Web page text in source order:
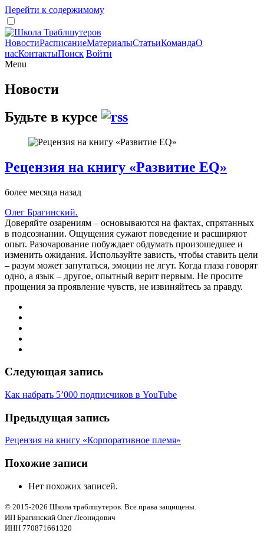
Перейти к содержимому
НовостиРасписаниеМатериалыСтатьиКомандаО
насКонтактыПоиск Войти
Menu
Новости
Будьте в курсе
Рецензия на книгу «Развитие EQ»
более месяца назад
Олег Брагинский.
Доверяйте озарениям – основываются на фактах, спрятанных
в подсознании. Ощущения сужают поведение и расширяют
опыт. Разочарование побуждает обдумать произошедшее и
изменить ожидания. Используйте зависть, чтобы ставить цели
– разум может запутаться, эмоции не лгут. Когда глаза говорят
одно, а язык – другое, опытный верит первым. Не просите
прощения за проявление чувств, не извиняйтесь за правду.
Следующая запись
Как набрать 5’000 подписчиков в YouTube
Предыдущая запись
Рецензия на книгу «Корпоративное племя»
Похожие записи
Нет похожих записей.
© 2015-2026 Школа траблшутеров. Все права защищены.
ИП Брагинский Олег Леонидович
ИНН 770871661320